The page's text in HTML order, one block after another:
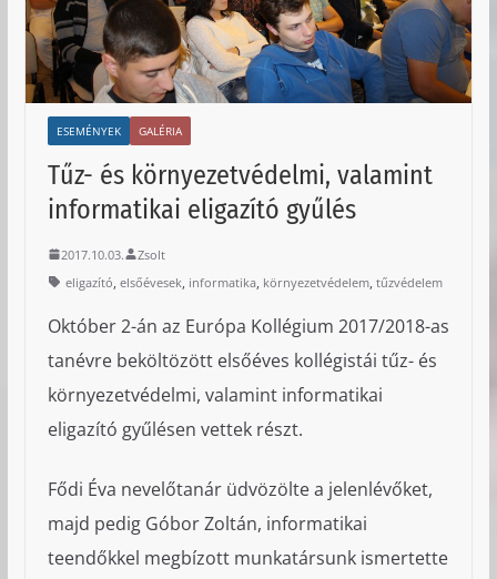
ESEMÉNYEK GALÉRIA
Tűz- és környezetvédelmi, valamint
informatikai eligazító gyűlés
2017.10.03.
Zsolt
eligazító, elsőévesek, informatika, környezetvédelem, tűzvédelem
Október 2-án az Európa Kollégium 2017/2018-as
tanévre beköltözött elsőéves kollégistái tűz- és
környezetvédelmi, valamint informatikai
eligazító gyűlésen vettek részt.
Fődi Éva nevelőtanár üdvözölte a jelenlévőket,
majd pedig Góbor Zoltán, informatikai
teendőkkel megbízott munkatársunk ismertette